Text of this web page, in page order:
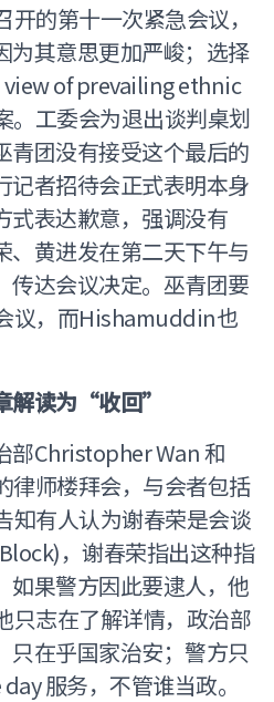
的第十一次紧急会议，
为其意思更加严峻；选择
of prevailing ethnic
工委会为退出谈判桌划
青团没有接受这个最后的
记者招待会正式表明本身
式表达歉意，强调没有
黄进发在第二天下午与
传达会议决定。巫青团要
议，而Hishamuddin也
解读为“收回”
部Christopher Wan 和
律师楼拜会，与会者包括
知有人认为谢春荣是会谈
，谢春荣指出这种指
如果警方因此要逮人，他
只志在了解详情，政治部
只在乎国家治安；警方只
服务，不管谁当政。